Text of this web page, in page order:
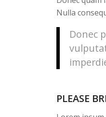
Nulla
Donec
PLEASE